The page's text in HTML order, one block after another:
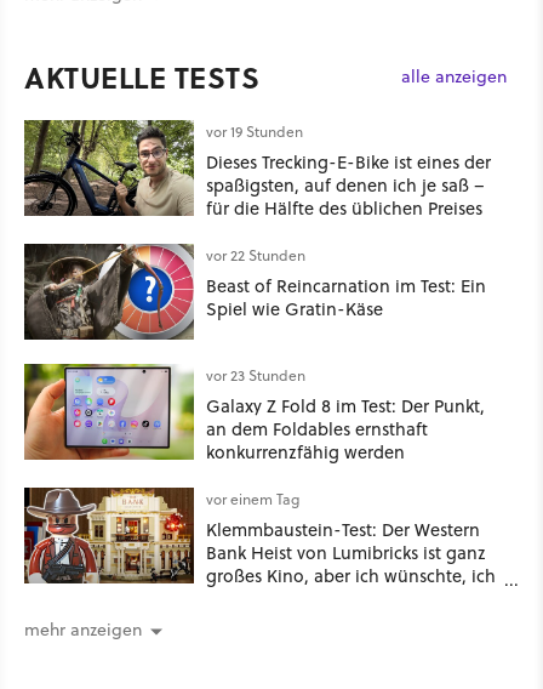
AKTUELLE TESTS alle anzeigen
vor 19 Stunden
Dieses Trecking-E-Bike ist eines der
spaßigsten, auf denen ich je saß –
für die Hälfte des üblichen Preises
vor 22 Stunden
Beast of Reincarnation im Test: Ein
Spiel wie Gratin-Käse
vor 23 Stunden
Galaxy Z Fold 8 im Test: Der Punkt,
an dem Foldables ernsthaft
konkurrenzfähig werden
vor einem Tag
Klemmbaustein-Test: Der Western
Bank Heist von Lumibricks ist ganz
großes Kino, aber ich wünschte, ich
mehr anzeigen